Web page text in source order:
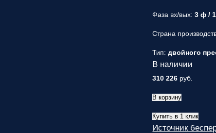
Фаза вх/вых:3 ф /
Страна
Тип:двойного
В наличии
310 226 руб.
В корзину
Купить в 1 клик
Источник